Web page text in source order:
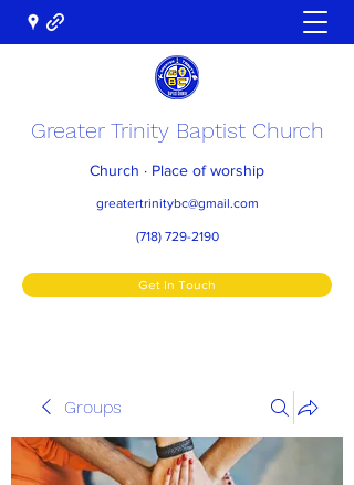
Greater Trinity Baptist Church
Church · Place of worship
greatertrinitybc@gmail.com
(718) 729-2190
Get In Touch
Groups